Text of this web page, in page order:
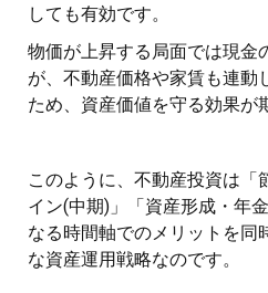
しても有効です。
物価が上昇する局面では現金
が、不動産価格や家賃も連動
ため、資産価値を守る効果が
このように、不動産投資は「
イン(中期)」「資産形成・年
なる時間軸でのメリットを同
な資産運用戦略なのです。